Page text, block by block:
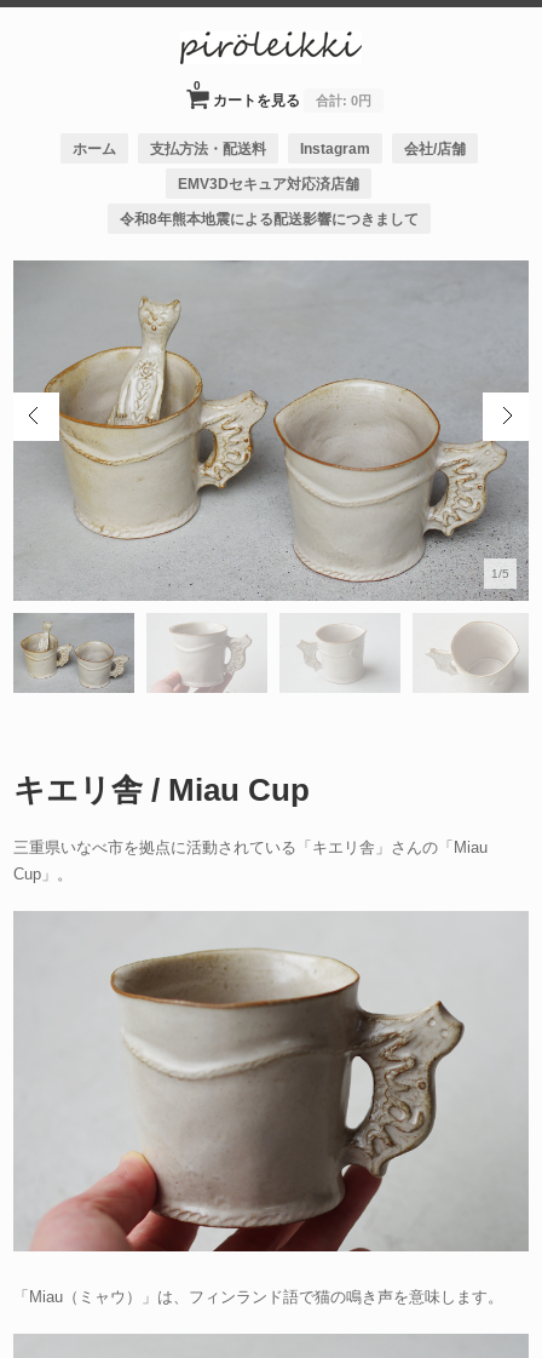
カートを見る
0
合計: 0円
ホーム 支払方法・配送料 Instagram 会社/店舗
EMV3Dセキュア対応済店舗
令和8年熊本地震による配送影響につきまして
1/5
キエリ舎 / Miau Cup
三重県いなべ市を拠点に活動されている「キエリ舎」さんの「Miau
Cup」。
「Miau（ミャウ）」は、フィンランド語で猫の鳴き声を意味します。